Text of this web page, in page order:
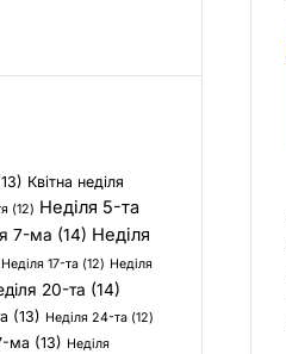
Квітна неділя
(12) Неділя 5-та
7-ма (14) Неділя
Неділя 17-та (12) Неділя
20-та (14)
(13) Неділя 24-та (12)
ма (13) Неділя